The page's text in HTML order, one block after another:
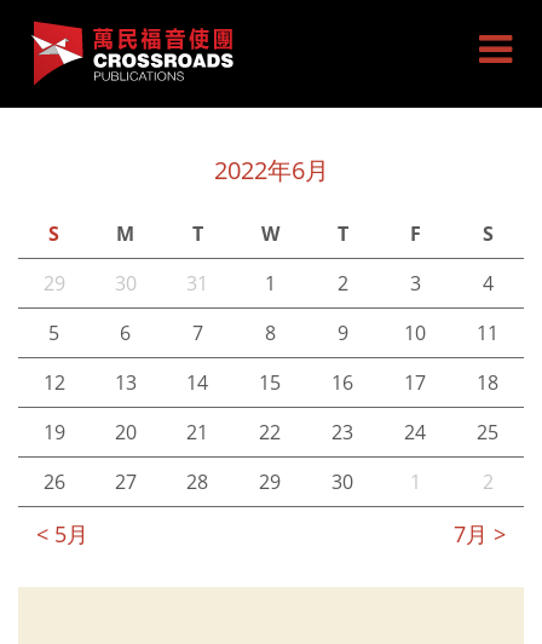
2022年6月
S M T W T F S
< 5月 7月 >
29 30 31 1 2 3
4
5
6 7 8 9 10
11
12
13 14 15 16 17
18
19
20 21 22 23 24
25
26
27 28 29 30 1 2